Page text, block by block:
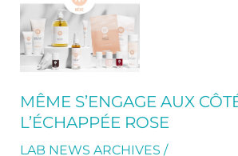
MÊME S’ENGAGE AUX
L’ÉCHAPPÉE ROSE
LAB NEWS ARCHIVES /
s’engage
aux
côtés
l’Échappée
rose